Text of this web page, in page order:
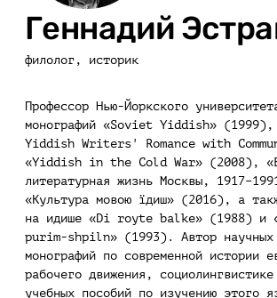
Геннадий
филолог, историк
Профессор Нью-Йоркского
монографий «Soviet Yiddish»
Yiddish Writers' Romance with
«Yiddish in the Cold War» (2008),
литературная жизнь Москвы,
«Культура мовою ïдиш» (2016), а
на идише «Di royte balke» (1988) и
purim-shpiln» (1993). Автор научных
монографий по современной истории
рабочего движения,
учебных пособий по изучению этого